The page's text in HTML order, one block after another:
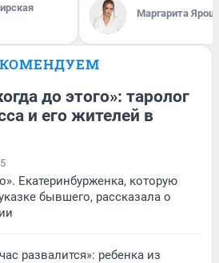
Маргарита
до этого»: таролог
и его жителей в
Екатеринбурженка, которую
бывшего, рассказала о
развалится»: ребенка из